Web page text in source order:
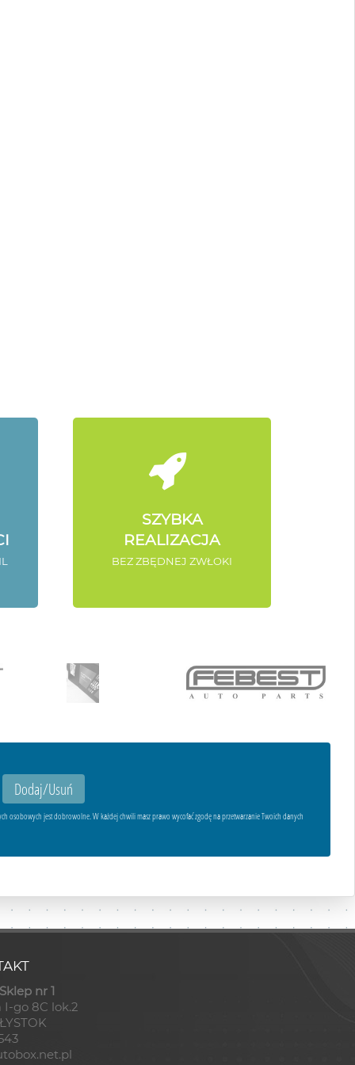
SZYBKA
REALIZACJA
BEZ ZBĘDNEJ ZWŁOKI
jest dobrowolne. W każdej chwili masz prawo wycofać zgodę na przetwarzanie Twoich danych
nr 1
I-go 8C lok.2